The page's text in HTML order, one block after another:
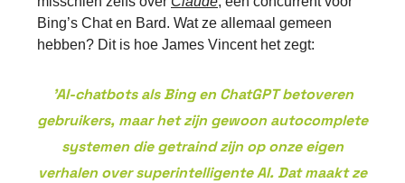
Bing’s Chat en Bard. Wat ze allemaal gemeen
hebben? Dit is hoe James Vincent het zegt:
'AI-chatbots als Bing en ChatGPT betoveren
gebruikers, maar het zijn gewoon autocomplete
systemen die getraind zijn op onze eigen
verhalen over superintelligente AI. Dat maakt ze